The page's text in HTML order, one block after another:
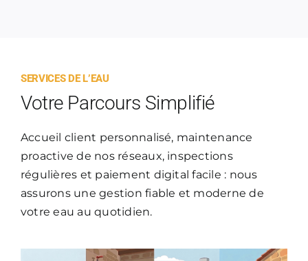
SERVICES DE L’EAU
Votre Parcours Simplifié
Accueil client personnalisé, maintenance
proactive de nos réseaux, inspections
régulières et paiement digital facile : nous
assurons une gestion fiable et moderne de
votre eau au quotidien.